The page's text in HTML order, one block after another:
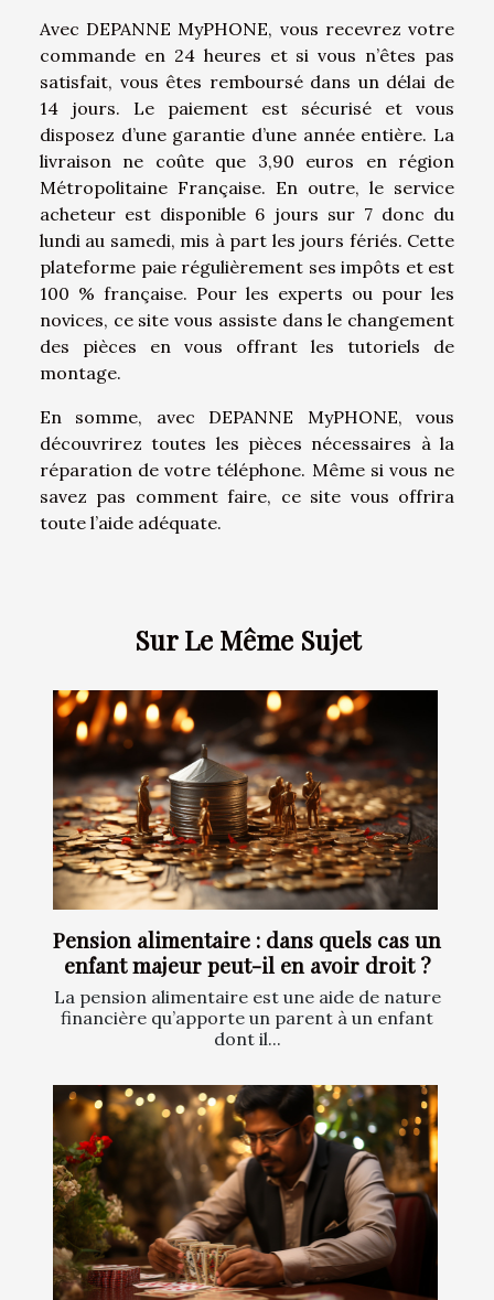
Avec DEPANNE MyPHONE, vous recevrez votre
commande en 24 heures et si vous n’êtes pas
satisfait, vous êtes remboursé dans un délai de
14 jours. Le paiement est sécurisé et vous
disposez d’une garantie d’une année entière. La
livraison ne coûte que 3,90 euros en région
Métropolitaine Française. En outre, le service
acheteur est disponible 6 jours sur 7 donc du
lundi au samedi, mis à part les jours fériés. Cette
plateforme paie régulièrement ses impôts et est
100 % française. Pour les experts ou pour les
novices, ce site vous assiste dans le changement
des pièces en vous offrant les tutoriels de
montage.
En somme, avec DEPANNE MyPHONE, vous
découvrirez toutes les pièces nécessaires à la
réparation de votre téléphone. Même si vous ne
savez pas comment faire, ce site vous offrira
toute l’aide adéquate.
Sur Le Même Sujet
Pension alimentaire : dans quels cas un
enfant majeur peut-il en avoir droit ?
La pension alimentaire est une aide de nature
financière qu’apporte un parent à un enfant
dont il...